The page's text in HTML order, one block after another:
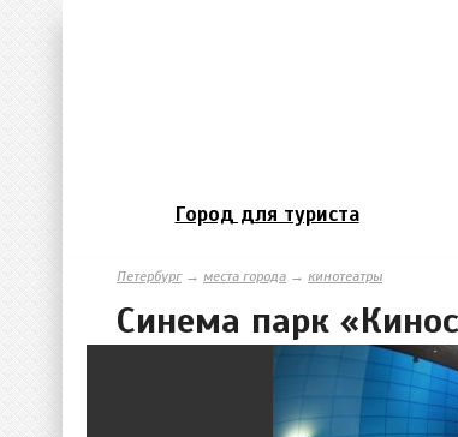
Город для туриста
Петербург→ места города → кинотеатры
Синема парк